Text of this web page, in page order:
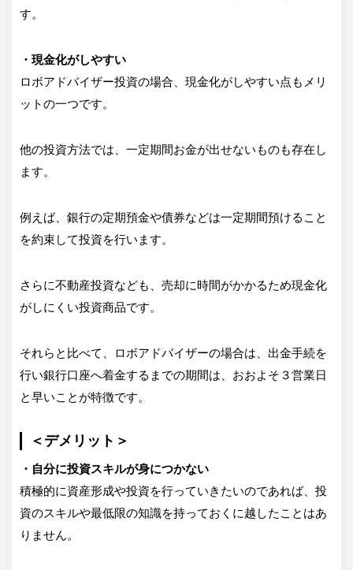
す。
・現金化がしやすい
ロボアドバイザー投資の場合、現金化がしやすい点もメリ
ットの一つです。
他の投資方法では、一定期間お金が出せないものも存在し
ます。
例えば、銀行の定期預金や債券などは一定期間預けること
を約束して投資を行います。
さらに不動産投資なども、売却に時間がかかるため現金化
がしにくい投資商品です。
それらと比べて、ロボアドバイザーの場合は、出金手続を
行い銀行口座へ着金するまでの期間は、おおよそ３営業日
と早いことが特徴です。
＜デメリット＞
・自分に投資スキルが身につかない
積極的に資産形成や投資を行っていきたいのであれば、投
資のスキルや最低限の知識を持っておくに越したことはあ
りません。